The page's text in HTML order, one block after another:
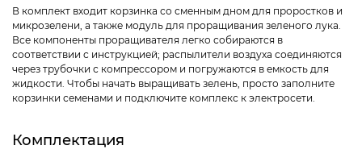
В комплект входит корзинка со сменным дном для проростков и
микрозелени, а также модуль для проращивания зеленого лука.
Все компоненты проращивателя легко собираются в
соответствии с инструкцией; распылители воздуха соединяются
через трубочки с компрессором и погружаются в емкость для
жидкости. Чтобы начать выращивать зелень, просто заполните
корзинки семенами и подключите комплекс к электросети.
Комплектация